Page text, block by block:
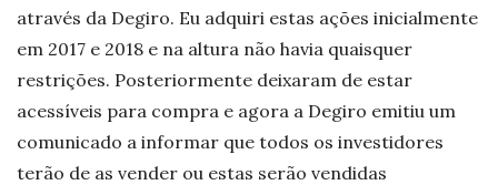
através da Degiro. Eu adquiri estas ações inicialmente
em 2017 e 2018 e na altura não havia quaisquer
restrições. Posteriormente deixaram de estar
acessíveis para compra e agora a Degiro emitiu um
comunicado a informar que todos os investidores
terão de as vender ou estas serão vendidas